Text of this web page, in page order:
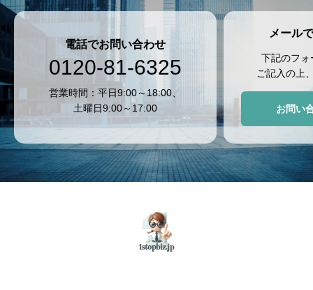
電話でお問い合わせ
0120-81-6325
営業時間：平日9:00～18:00、
土曜日9:00～17:00
メール
下記のフォ
ご記入の上
お問い